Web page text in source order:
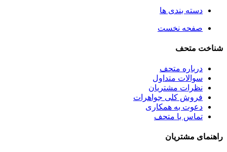
دسته بندی ها
صفحه نخست
شناخت متحف
درباره متحف
سوالات متداول
نظرات مشتریان
فروش کلی جواهرات
دعوت به همکاری
تماس با متحف
راهنمای مشتریان